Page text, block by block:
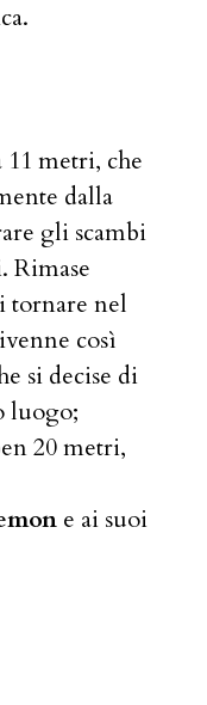
11 metri, che
dalla
gli scambi
Rimase
tornare nel
così
si decise di
luogo;
20 metri,
e ai suoi